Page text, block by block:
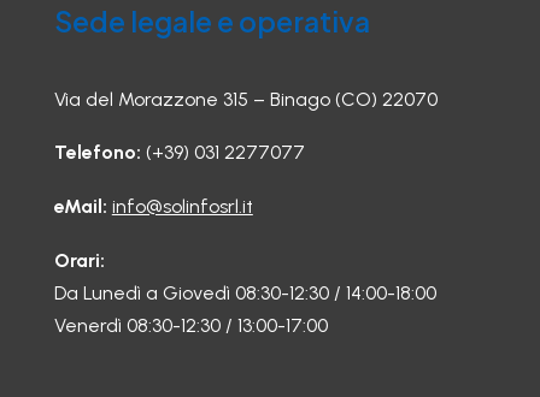
Sede legale e operativa
Via del Morazzone 315 – Binago (CO) 22070
Telefono: (+39) 031 2277077
eMail: info@solinfosrl.it
Orari:
Da Lunedì a Giovedì 08:30-12:30 / 14:00-18:00
Venerdì 08:30-12:30 / 13:00-17:00